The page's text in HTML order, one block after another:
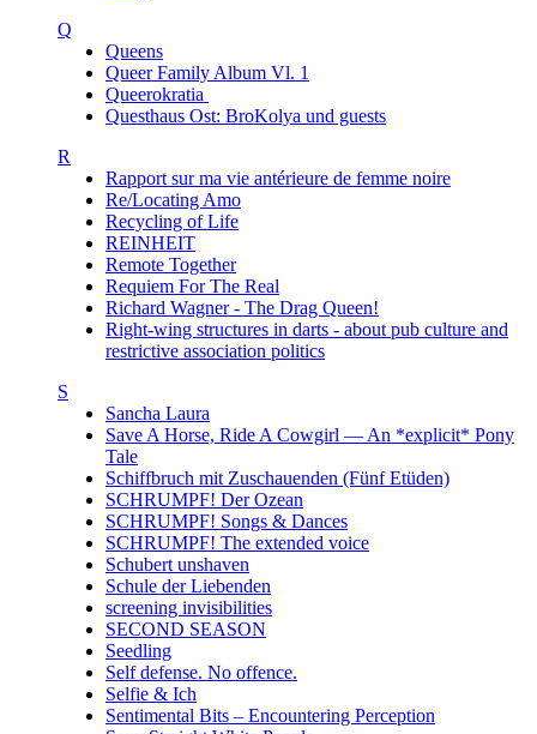
Q
Queens
Queer Family Album Vl. 1
Queerokratia
Questhaus Ost: BroKolya und guests
R
Rapport sur ma vie antérieure de femme noire
Re/Locating Amo
Recycling of Life
REINHEIT
Remote Together
Requiem For The Real
Richard Wagner - The Drag Queen!
Right-wing structures in darts - about pub culture and
restrictive association politics
S
Sancha Laura
Save A Horse, Ride A Cowgirl — An *explicit* Pony
Tale
Schiffbruch mit Zuschauenden (Fünf Etüden)
SCHRUMPF! Der Ozean
SCHRUMPF! Songs & Dances
SCHRUMPF! The extended voice
Schubert unshaven
Schule der Liebenden
screening invisibilities
SECOND SEASON
Seedling
Self defense. No offence.
Selfie & Ich
Sentimental Bits – Encountering Perception